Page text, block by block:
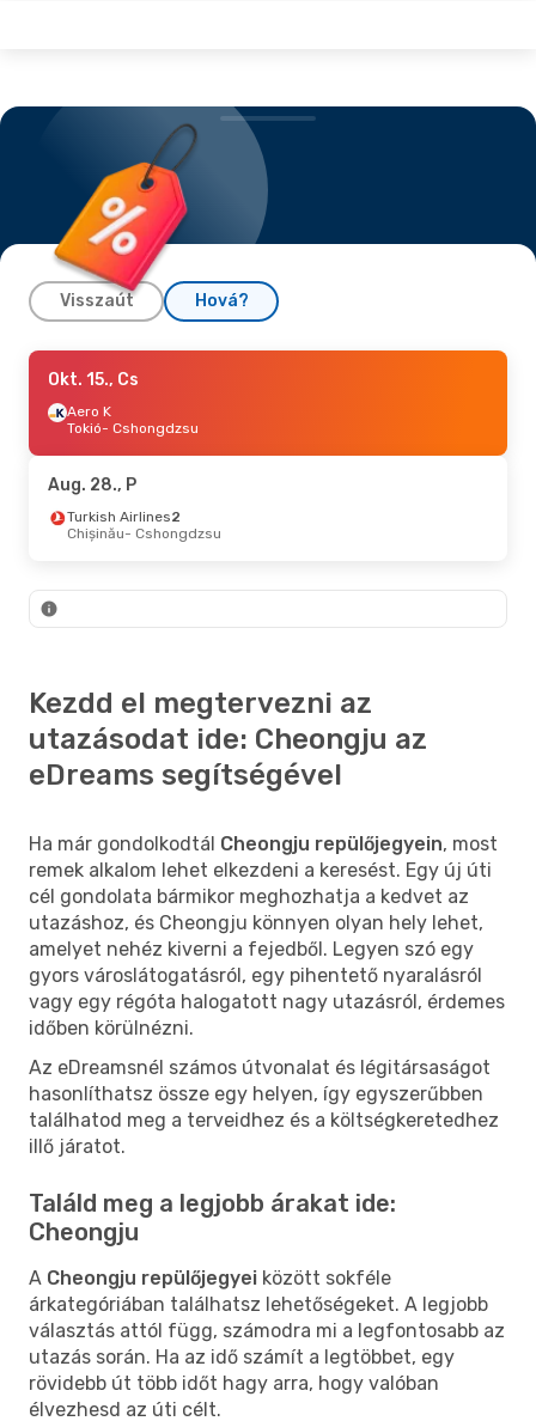
Visszaút Hová?
Okt. 1., Cs- Okt. 3., Szo
Aero K
Oszaka- Cshongdzsu
Cshongdzsu- Oszaka
Okt. 15., Cs
Aero K
Tokió- Cshongdzsu
Aug. 28., P
Turkish Airlines2
Chișinău- Cshongdzsu
Kezdd el megtervezni az
utazásodat ide: Cheongju az
eDreams segítségével
Ha már gondolkodtál Cheongju repülőjegyein, most
remek alkalom lehet elkezdeni a keresést. Egy új úti
cél gondolata bármikor meghozhatja a kedvet az
utazáshoz, és Cheongju könnyen olyan hely lehet,
amelyet nehéz kiverni a fejedből. Legyen szó egy
gyors városlátogatásról, egy pihentető nyaralásról
vagy egy régóta halogatott nagy utazásról, érdemes
időben körülnézni.
Az eDreamsnél számos útvonalat és légitársaságot
hasonlíthatsz össze egy helyen, így egyszerűbben
találhatod meg a terveidhez és a költségkeretedhez
illő járatot.
Találd meg a legjobb árakat ide:
Cheongju
A Cheongju repülőjegyei között sokféle
árkategóriában találhatsz lehetőségeket. A legjobb
választás attól függ, számodra mi a legfontosabb az
utazás során. Ha az idő számít a legtöbbet, egy
rövidebb út több időt hagy arra, hogy valóban
élvezhesd az úti célt.